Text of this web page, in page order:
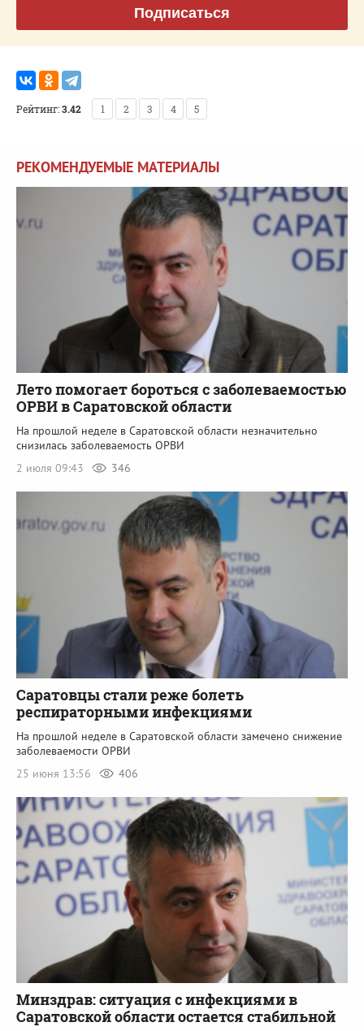
Подписаться
Рейтинг:3.42 1 2 3 4 5
РЕКОМЕНДУЕМЫЕ МАТЕРИАЛЫ
Лето помогает бороться с заболеваемостью
ОРВИ в Саратовской области
На прошлой неделе в Саратовской области незначительно
снизилась заболеваемость ОРВИ
2 июля 09:43
346
Саратовцы стали реже болеть
респираторными инфекциями
На прошлой неделе в Саратовской области замечено снижение
заболеваемости ОРВИ
25 июня 13:56
406
Минздрав: ситуация с инфекциями в
Саратовской области остается стабильной